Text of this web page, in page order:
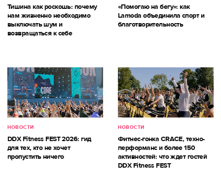
Тишина как роскошь: почему
нам жизненно необходимо
выключать шум и
возвращаться к себе
«Помогаю на бегу»: как
Lamoda объединила спорт и
благотворительность
НОВОСТИ
DDX Fitness FEST 2026: гид
для тех, кто не хочет
пропустить ничего
НОВОСТИ
Фитнес-гонка CRACE, техно-
перформанс и более 150
активностей: что ждет гостей
DDX Fitness FEST